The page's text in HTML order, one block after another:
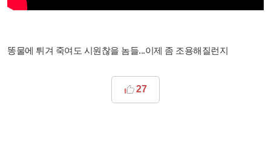
똥물에 튀겨 죽여도 시원찮을 놈들...이제 좀 조용해질런지
27